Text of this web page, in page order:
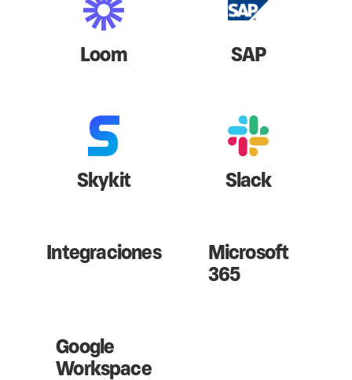
Loom SAP
Skykit Slack
Integraciones Microsoft
365
Google
Workspace